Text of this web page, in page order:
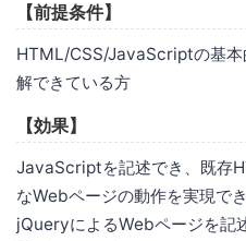
【前提条件】
HTML/CSS/JavaScriptの基本
解できている方
【効果】
JavaScriptを記述でき、既存
なWebページの動作を実現で
jQueryによるWebページを記